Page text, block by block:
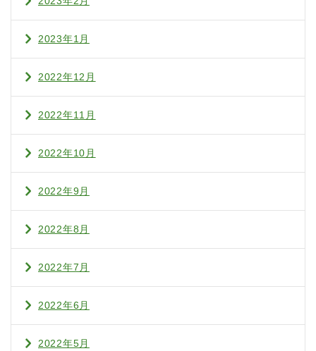
2023年1月
2022年12月
2022年11月
2022年10月
2022年9月
2022年8月
2022年7月
2022年6月
2022年5月